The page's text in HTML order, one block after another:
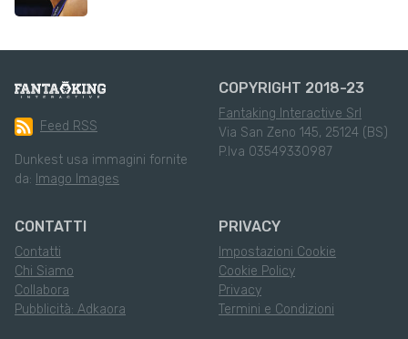
Feed RSS
Dunkest usa immagini fornite
da: Imago Images
COPYRIGHT 2018-23
Fantaking Interactive Srl
Via San Zeno 145, 25124 (BS)
P.Iva 03549330987
CONTATTI
Contatti
Chi Siamo
Collabora
Pubblicità: Adkaora
PRIVACY
Impostazioni Cookie
Cookie Policy
Privacy
Termini e Condizioni